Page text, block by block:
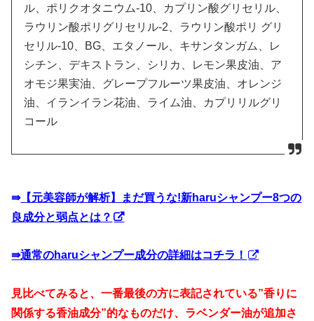
ル、ポリクオタニウム-10、カプリン酸グリセリル、
ラウリン酸ポリグリセリル-2、ラウリン酸ポリ グリ
セリル-10、BG、エタノール、キサンタンガム、レ
シチン、デキストラン、シリカ、レモン果皮油、ア
オモジ果実油、グレープフルーツ果皮油、オレンジ
油、イランイラン花油、ライム油、カプリリルグリ
コール
⇛【元美容師が解析】まだ買うな!新haruシャンプー8つの
良成分と弱点とは？
⇛通常のharuシャンプー成分の詳細はコチラ！
見比べてみると、一番最後の方に表記されている”香りに
関係する香油成分”的なものだけ、ラベンダー油が追加さ